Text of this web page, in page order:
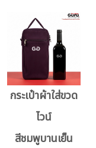
กระเป๋าผ้าใส่ขวด
ไวน์
สีชมพูบานเย็น